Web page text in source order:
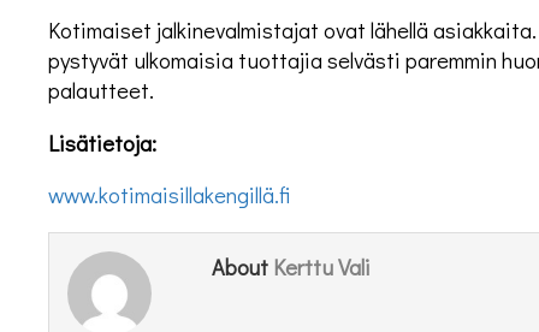
Kotimaiset jalkinevalmistajat ovat lähellä
pystyvät ulkomaisia tuottajia selvästi paremmin
palautteet.
Lisätietoja:
www.kotimaisillakengillä.fi
About Kerttu Vali